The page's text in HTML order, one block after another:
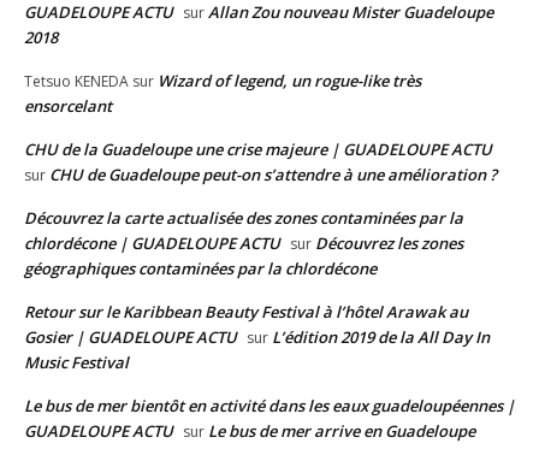
GUADELOUPE ACTU surAllan Zou nouveau Mister Guadeloupe
2018
Tetsuo KENEDA sur Wizard of legend, un rogue-like très
ensorcelant
CHU de la Guadeloupe une crise majeure | GUADELOUPE ACTU
sur CHU de Guadeloupe peut-on s’attendre à une amélioration ?
Découvrez la carte actualisée des zones contaminées par la
chlordécone | GUADELOUPE ACTU sur Découvrez les zones
géographiques contaminées par la chlordécone
Retour sur le Karibbean Beauty Festival à l’hôtel Arawak au
Gosier | GUADELOUPE ACTU sur L’édition 2019 de la All Day In
Music Festival
Le bus de mer bientôt en activité dans les eaux guadeloupéennes |
GUADELOUPE ACTU sur Le bus de mer arrive en Guadeloupe